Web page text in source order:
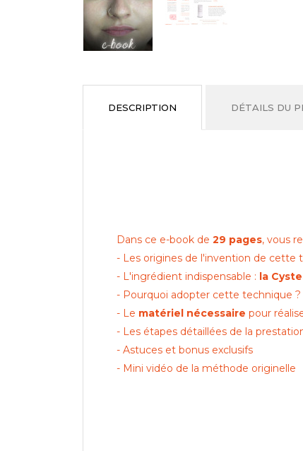
DESCRIPTION DÉTAILS DU
Dans ce e-book de 29 pages, vous
- Les origines de l'invention de cette
- L'ingrédient indispensable : la
- Pourquoi adopter cette technique ?
- Le matériel nécessaire pour
- Les étapes détaillées de la
- Astuces et bonus exclusifs
- Mini vidéo de la méthode originelle